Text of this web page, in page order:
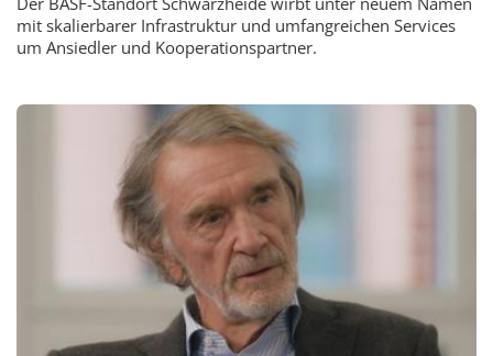
mit skalierbarer Infrastruktur und umfangreichen Services
um Ansiedler und Kooperationspartner.